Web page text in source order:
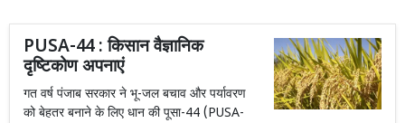
PUSA-44 : किसान वैज्ञानिक
दृष्टिकोण अपनाएं
गत वर्ष पंजाब सरकार ने भू-जल बचाव और पर्यावरण
को बेहतर बनाने के लिए धान की पूसा-44 (PUSA-